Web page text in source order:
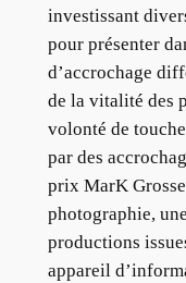
investissant
pour présenter
d’accrochage
de la vitalité des
volonté de
par des
prix MarK
photographie,
productions
appareil